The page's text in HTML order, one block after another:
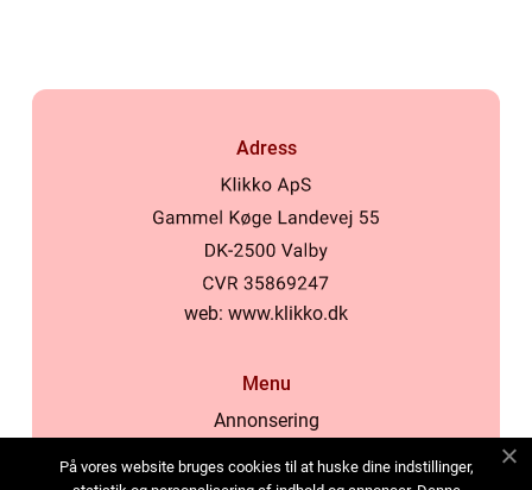
Adress
web: www.klikko.dk
Menu
Annonsering
Cookies
På vores website bruges cookies til at huske dine indstillinger,